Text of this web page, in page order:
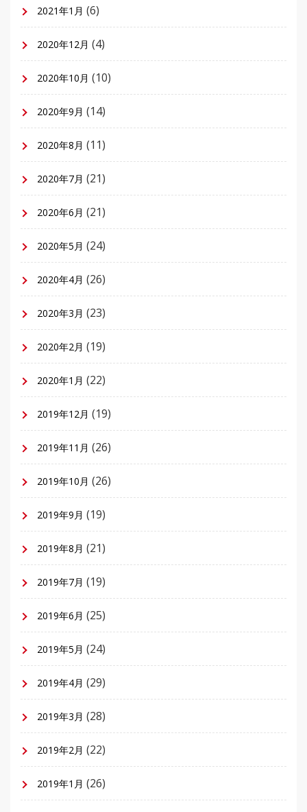
2021年1月 (6)
2020年12月 (4)
2020年10月 (10)
2020年9月 (14)
2020年8月 (11)
2020年7月 (21)
2020年6月 (21)
2020年5月 (24)
2020年4月 (26)
2020年3月 (23)
2020年2月 (19)
2020年1月 (22)
2019年12月 (19)
2019年11月 (26)
2019年10月 (26)
2019年9月 (19)
2019年8月 (21)
2019年7月 (19)
2019年6月 (25)
2019年5月 (24)
2019年4月 (29)
2019年3月 (28)
2019年2月 (22)
2019年1月 (26)